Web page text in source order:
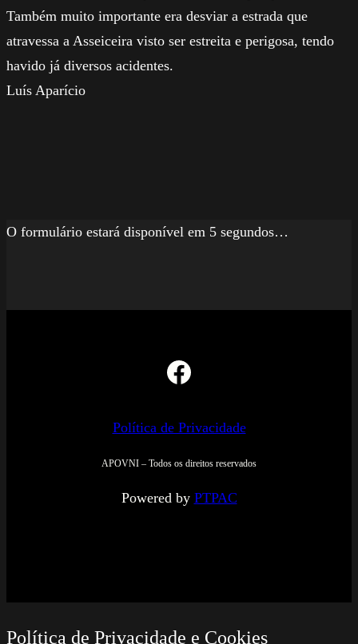
Também muito importante era desviar a estrada que
atravessa a Asseiceira visto ser estreita e perigosa, tendo
havido já diversos acidentes.
Luís Aparício
O formulário estará disponível em 5 segundos…
Facebook
Política de Privacidade
APOVNI – Todos os direitos reservados
Powered by PTPAC
Política de Privacidade e Cookies